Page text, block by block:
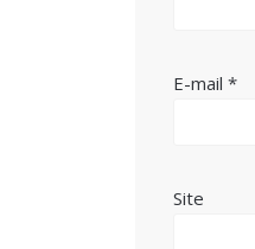
E-mail*
Site